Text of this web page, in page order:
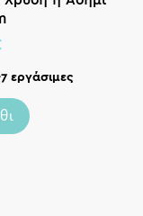
εργάσιμες